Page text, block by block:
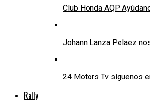
Club Honda AQP
Johann Lanza Pelaez
24 Motors Tv síguenos
Rally